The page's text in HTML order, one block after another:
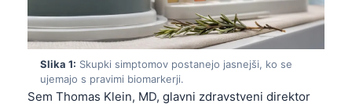
Slika 1: Skupki simptomov postanejo jasnejši, ko se
ujemajo s pravimi biomarkerji.
Sem Thomas Klein, MD, glavni zdravstveni direktor